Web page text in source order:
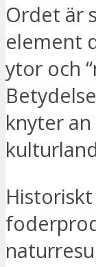
Ordet är
element
ytor och
knyter